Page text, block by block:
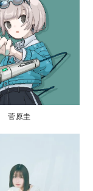
菅原圭